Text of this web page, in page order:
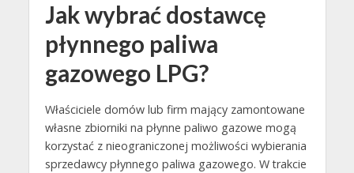
Jak wybrać dostawcę
płynnego paliwa
gazowego LPG?
Właściciele domów lub firm mający zamontowane
własne zbiorniki na płynne paliwo gazowe mogą
korzystać z nieograniczonej możliwości wybierania
sprzedawcy płynnego paliwa gazowego. W trakcie